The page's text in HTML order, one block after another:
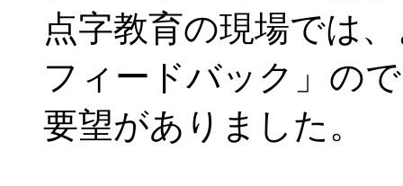
点字教育の現場では
フィードバック」の
要望がありました。